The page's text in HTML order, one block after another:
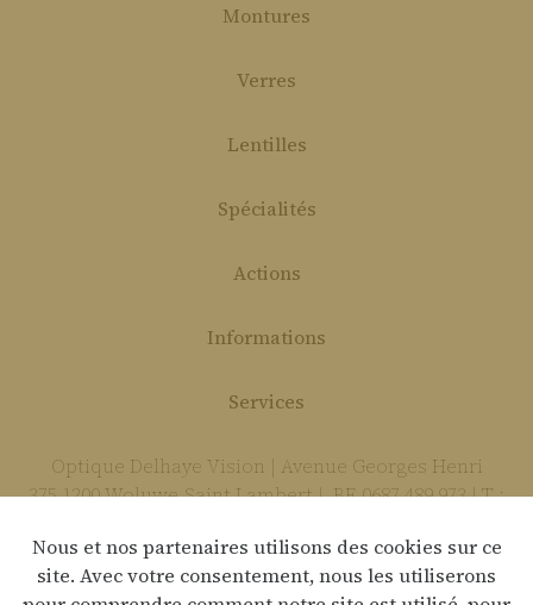
Montures
Verres
Lentilles
Spécialités
Actions
Informations
Services
Optique Delhaye Vision | Avenue Georges Henri
375 1200 Woluwe-Saint-Lambert | BE 0687 489 973 | T :
Nous et nos partenaires utilisons des cookies sur ce
site. Avec votre consentement, nous les utiliserons